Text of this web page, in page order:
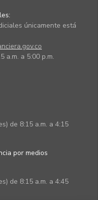
únicamente está
a.m. a 5:00 p.m.
de 8:15 a.m. a 4:15
por medios
de 8:15 a.m. a 4:45